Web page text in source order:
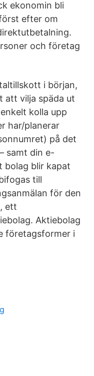
ekonomin bli
efter om
och företag
i början,
att vilja späda ut
kolla upp
har/planerar
på det
samt din e-
bolag blir kapat
till
för den
ett
Aktiebolag
företagsformer i